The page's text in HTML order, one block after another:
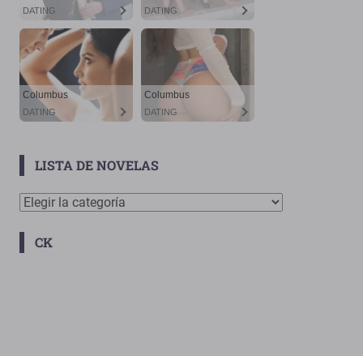
LISTA DE NOVELAS
Lista
Novelas
CK